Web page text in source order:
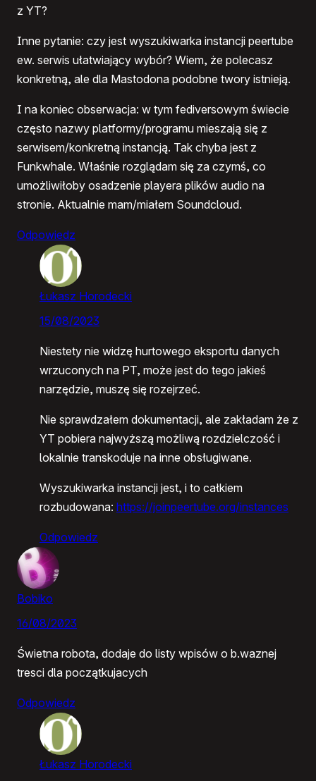
z YT?
Inne pytanie: czy jest wyszukiwarka instancji peertube
ew. serwis ułatwiający wybór? Wiem, że polecasz
konkretną, ale dla Mastodona podobne twory istnieją.
I na koniec obserwacja: w tym fediversowym świecie
często nazwy platformy/programu mieszają się z
serwisem/konkretną instancją. Tak chyba jest z
Funkwhale. Właśnie rozglądam się za czymś, co
umożliwiłoby osadzenie playera plików audio na
stronie. Aktualnie mam/miałem Soundcloud.
Odpowiedz
Łukasz Horodecki
15/08/2023
Niestety nie widzę hurtowego eksportu danych
wrzuconych na PT, może jest do tego jakieś
narzędzie, muszę się rozejrzeć.
Nie sprawdzałem dokumentacji, ale zakładam że z
YT pobiera najwyższą możliwą rozdzielczość i
lokalnie transkoduje na inne obsługiwane.
Wyszukiwarka instancji jest, i to całkiem
rozbudowana: https://joinpeertube.org/instances
Odpowiedz
Bobiko
16/08/2023
Świetna robota, dodaje do listy wpisów o b.waznej
tresci dla początkujacych
Odpowiedz
Łukasz Horodecki